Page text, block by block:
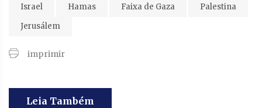
Israel Hamas Faixa de Gaza
Palestina
Jerusálem
imprimir
Leia Também